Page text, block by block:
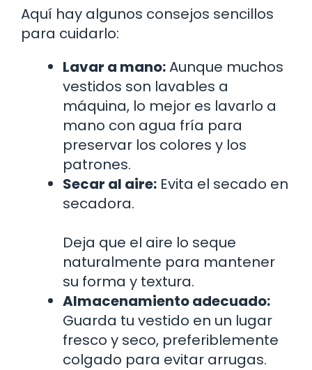
Aquí hay algunos consejos sencillos
para cuidarlo:
Lavar a mano:Aunque muchos
vestidos son lavables a
máquina, lo mejor es lavarlo a
mano con agua fría para
preservar los colores y los
patrones.
Secar al aire: Evita el secado en
secadora.
Deja que el aire lo seque
naturalmente para mantener
su forma y textura.
Almacenamiento adecuado:
Guarda tu vestido en un lugar
fresco y seco, preferiblemente
colgado para evitar arrugas.